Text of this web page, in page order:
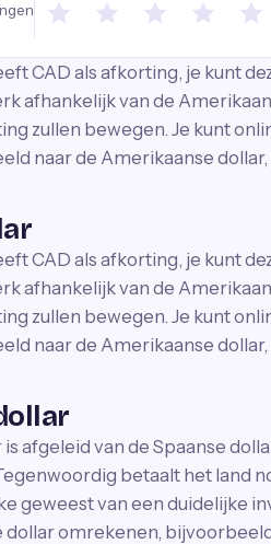
CAD als afkorting, je kunt
afhankelijk van de
zullen bewegen. Je kunt
naar de Amerikaanse
CAD als afkorting, je kunt
afhankelijk van de
zullen bewegen. Je kunt
naar de Amerikaanse
afgeleid van de Spaanse
betaalt het land
geweest van een duidelijke
omrekenen,